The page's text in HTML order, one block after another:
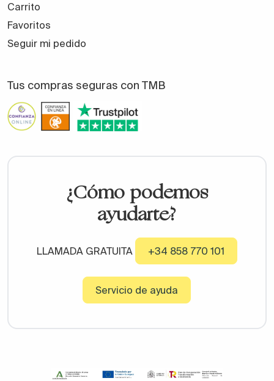
Carrito
Favoritos
Seguir mi pedido
Tus compras seguras con TMB
¿Cómo podemos
ayudarte?
LLAMADA GRATUITA +34 858 770 101
Servicio de ayuda